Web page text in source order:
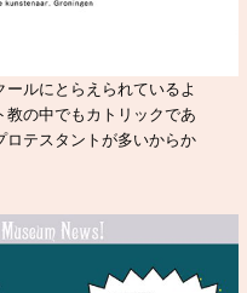
ルにとらえられているよ
教の中でもカトリックであ
ロテスタントが多いからか